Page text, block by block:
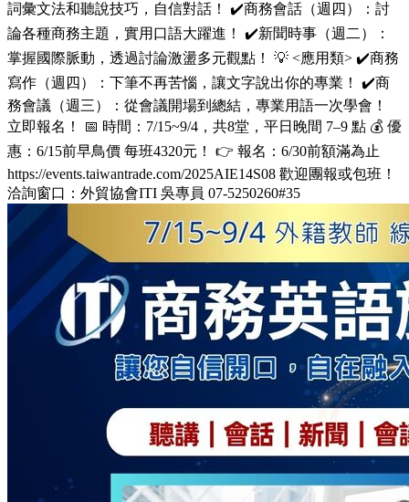
詞彙文法和聽說技巧，自信對話！ ✔️商務會話（週四）：討
論各種商務主題，實用口語大躍進！ ✔️新聞時事（週二）：
掌握國際脈動，透過討論激盪多元觀點！ 💡 <應用類> ✔️商務
寫作（週四）：下筆不再苦惱，讓文字說出你的專業！ ✔️商
務會議（週三）：從會議開場到總結，專業用語一次學會！
立即報名！ 📅 時間：7/15~9/4，共8堂，平日晚間 7–9 點 💰 優
惠：6/15前早鳥價 每班4320元！ 👉 報名：6/30前額滿為止
https://events.taiwantrade.com/2025AIE14S08 歡迎團報或包班！
洽詢窗口：外貿協會ITI 吳專員 07-5250260#35